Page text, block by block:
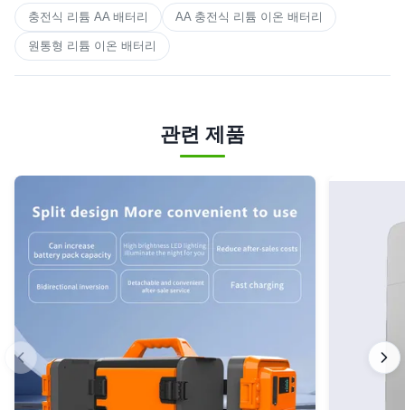
충전식 리튬 AA 배터리 AA 충전식 리튬 이온 배터리
원통형 리튬 이온 배터리
관련 제품